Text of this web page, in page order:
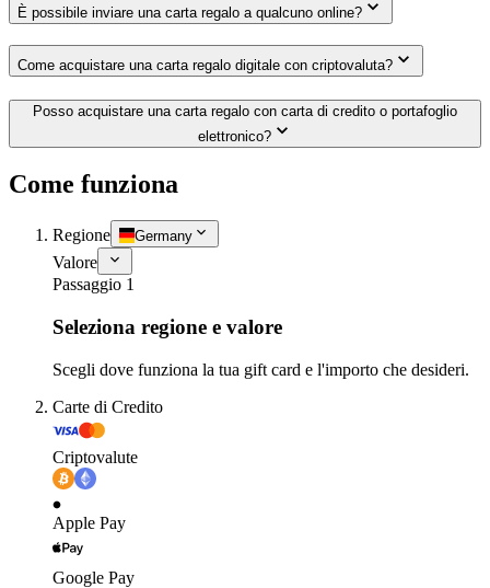
È possibile inviare una carta regalo a qualcuno online?
Come acquistare una carta regalo digitale con criptovaluta?
Posso acquistare una carta regalo con carta di credito o portafoglio
elettronico?
Come funziona
Regione Germany
Valore
Passaggio 1
Seleziona regione e valore
Scegli dove funziona la tua gift card e l'importo che desideri.
Carte di Credito
Criptovalute
Apple Pay
Google Pay